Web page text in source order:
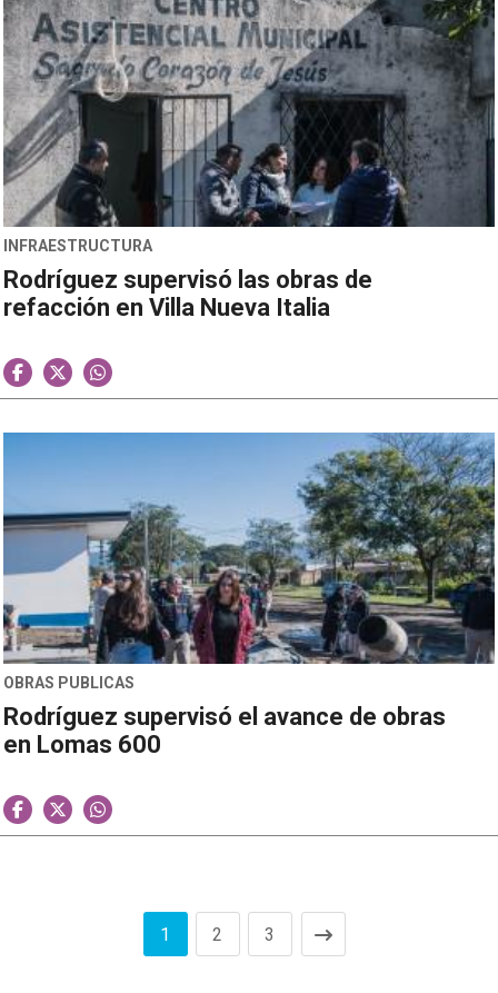
INFRAESTRUCTURA
Rodríguez supervisó las obras de
refacción en Villa Nueva Italia
OBRAS PUBLICAS
Rodríguez supervisó el avance de obras
en Lomas 600
1 2 3